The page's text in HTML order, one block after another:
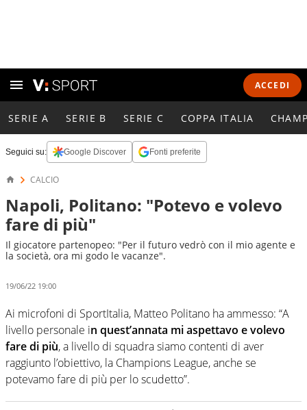
ACCEDI
SERIE A SERIE B SERIE C COPPA ITALIA
Seguici su: Google Discover Fonti preferite
CALCIO
Napoli, Politano: "Potevo e volevo
fare di più"
Il giocatore partenopeo: "Per il futuro vedrò con il mio agente e
la società, ora mi godo le vacanze".
19/06/22 19:00
Ai microfoni di SportItalia, Matteo Politano ha ammesso: “A
livello personale in quest’annata mi aspettavo e volevo
fare di più, a livello di squadra siamo contenti di aver
raggiunto l’obiettivo, la Champions League, anche se
potevamo fare di più per lo scudetto”.